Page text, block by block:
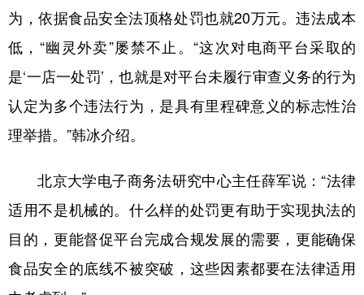
为，依据食品安全法顶格处罚也就20万元。违法成本
低，“幽灵外卖”屡禁不止。“这次对电商平台采取的
是‘一店一处罚’，也就是对平台未履行审查义务的行为
认定为多个违法行为，是具有里程碑意义的标志性治
理举措。”韩冰介绍。
北京大学电子商务法研究中心主任薛军说：“法律
适用不是机械的。什么样的处罚更有助于实现执法的
目的，更能督促平台完成合规发展的需要，更能确保
食品安全的底线不被突破，这些因素都要在法律适用